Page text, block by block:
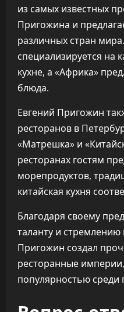
из самых известных
Пригожина и
различных стран
специализируется на
кухне, а «Африка»
блюда.
Евгений Пригожин
ресторанов в
«Матрешка» и
ресторанах гостям
морепродуктов,
китайская кухня
Благодаря своему
таланту и стремлению
Пригожин создал
ресторанные
популярностью среди